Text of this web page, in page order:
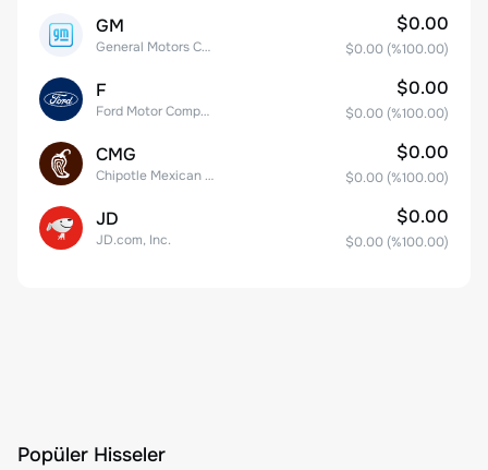
GM
General Motors Company
$0.00
$0.00 (%100.00)
F
Ford Motor Company
$0.00
$0.00 (%100.00)
CMG
Chipotle Mexican Grill, Inc.
$0.00
$0.00 (%100.00)
JD
JD.com, Inc.
$0.00
$0.00 (%100.00)
Popüler Hisseler